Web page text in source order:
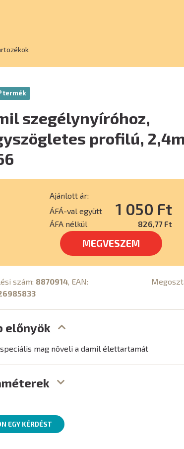
termék
szegélynyíróhoz,
profilú,
Ajánlott ár:
ÁFÁ-val együtt
1 050 Ft
ÁFA nélkül 826,77 Ft
MEGVESZEM
szám: 8870914 , EAN:
előnyök
mag növeli a damil élettartamát
EGY KÉRDÉST